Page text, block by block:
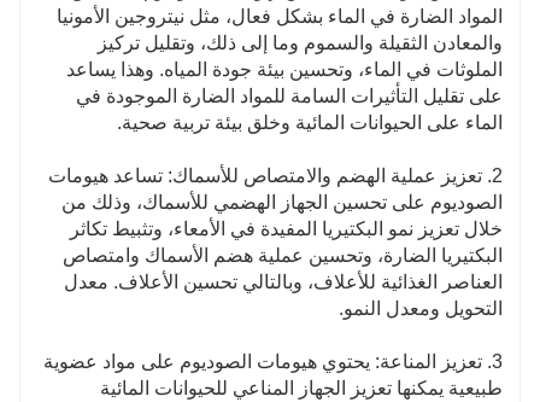
المواد الضارة في الماء بشكل فعال، مثل نيتروجين الأمونيا
والمعادن الثقيلة والسموم وما إلى ذلك، وتقليل تركيز
الملوثات في الماء، وتحسين بيئة جودة المياه. وهذا يساعد
على تقليل التأثيرات السامة للمواد الضارة الموجودة في
الماء على الحيوانات المائية وخلق بيئة تربية صحية.
2. تعزيز عملية الهضم والامتصاص للأسماك: تساعد هيومات
الصوديوم على تحسين الجهاز الهضمي للأسماك، وذلك من
خلال تعزيز نمو البكتيريا المفيدة في الأمعاء، وتثبيط تكاثر
البكتيريا الضارة، وتحسين عملية هضم الأسماك وامتصاص
العناصر الغذائية للأعلاف، وبالتالي تحسين الأعلاف. معدل
التحويل ومعدل النمو.
3. تعزيز المناعة: يحتوي هيومات الصوديوم على مواد عضوية
طبيعية يمكنها تعزيز الجهاز المناعي للحيوانات المائية